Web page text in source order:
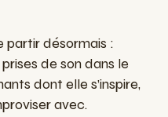
partir désormais :
de son dans le
dont elle s’inspire,
avec.